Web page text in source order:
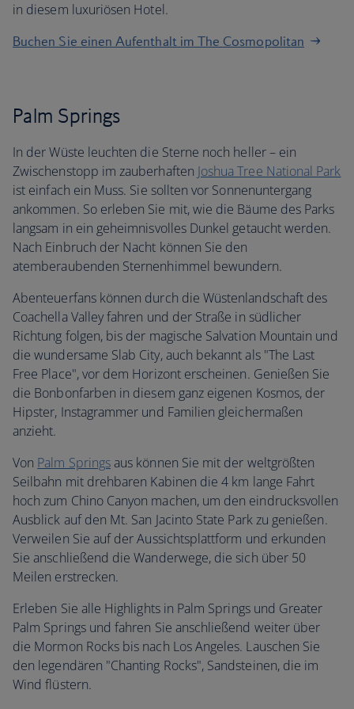
in diesem luxuriösen Hotel.
Buchen Sie einen Aufenthalt im The Cosmopolitan
Palm Springs
In der Wüste leuchten die Sterne noch heller – ein
Zwischenstopp im zauberhaften Joshua Tree National Park
ist einfach ein Muss. Sie sollten vor Sonnenuntergang
ankommen. So erleben Sie mit, wie die Bäume des Parks
langsam in ein geheimnisvolles Dunkel getaucht werden.
Nach Einbruch der Nacht können Sie den
atemberaubenden Sternenhimmel bewundern.
Abenteuerfans können durch die Wüstenlandschaft des
Coachella Valley fahren und der Straße in südlicher
Richtung folgen, bis der magische Salvation Mountain und
die wundersame Slab City, auch bekannt als "The Last
Free Place", vor dem Horizont erscheinen. Genießen Sie
die Bonbonfarben in diesem ganz eigenen Kosmos, der
Hipster, Instagrammer und Familien gleichermaßen
anzieht.
Von Palm Springsaus können Sie mit der weltgrößten
Seilbahn mit drehbaren Kabinen die 4 km lange Fahrt
hoch zum Chino Canyon machen, um den eindrucksvollen
Ausblick auf den Mt. San Jacinto State Park zu genießen.
Verweilen Sie auf der Aussichtsplattform und erkunden
Sie anschließend die Wanderwege, die sich über 50
Meilen erstrecken.
Erleben Sie alle Highlights in Palm Springs und Greater
Palm Springs und fahren Sie anschließend weiter über
die Mormon Rocks bis nach Los Angeles. Lauschen Sie
den legendären "Chanting Rocks", Sandsteinen, die im
Wind flüstern.